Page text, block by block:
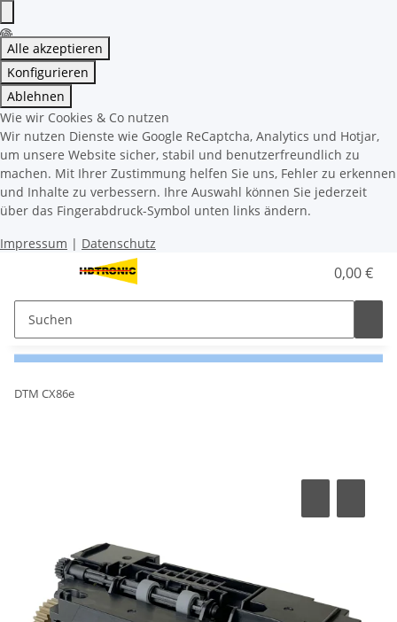
Alle akzeptieren
Konfigurieren
Ablehnen
Wie wir Cookies & Co nutzen
Wir nutzen Dienste wie Google ReCaptcha, Analytics und Hotjar,
um unsere Website sicher, stabil und benutzerfreundlich zu
machen. Mit Ihrer Zustimmung helfen Sie uns, Fehler zu erkennen
und Inhalte zu verbessern. Ihre Auswahl können Sie jederzeit
über das Fingerabdruck-Symbol unten links ändern.
Impressum | Datenschutz
0,00 €
DTM CX86e